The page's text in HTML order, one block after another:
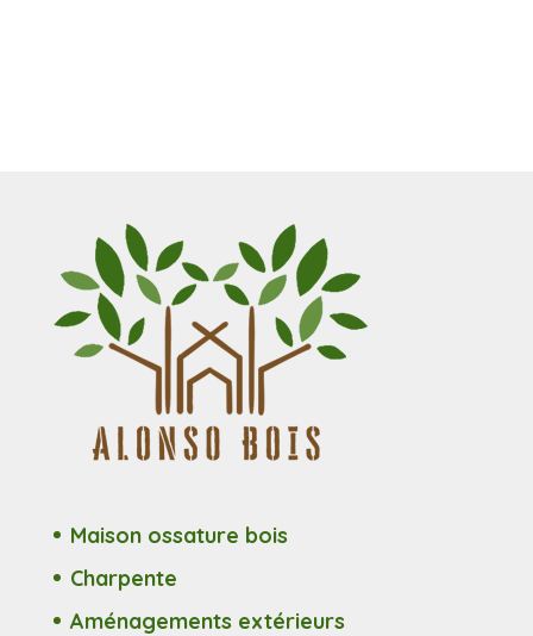
Maison ossature bois
Charpente
Aménagements extérieurs